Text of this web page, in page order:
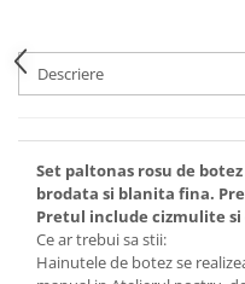
Descriere
Set paltonas rosu de
brodata si blanita fina.
Pretul include cizmulite si
Ce ar trebui sa stii:
Hainutele de botez se